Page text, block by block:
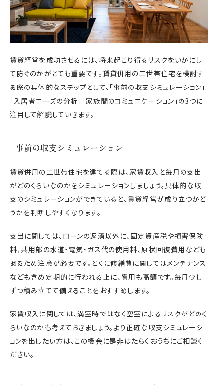
賃貸経営を成功させるには、将来起こり得るリスクをいかにし
て防ぐのかがとても重要です。賃貸併用の二世帯住宅を検討す
る際の具体的なステップとして、「事前の収支シミュレーション」
「入居者ニーズの分析」「家族間のコミュニケーション」の3つに
注目して解説していきます。
事前の収支シミュレーション
賃貸併用の二世帯住宅を建てる際は、家賃収入と毎月の支出
がどのくらいなのかをシミュレーションしましょう。具体的な収
支のシミュレーションができていると、賃貸経営が成り立つかど
うかを判断しやすくなります。
支出に関しては、ローンの返済以外に、固定資産税や損害保険
料、共用部の水道・電気・ガス代の使用料、原状回復費用なども
あるため注意が必要です。とくに修繕費に関してはメンテナンス
なども含め定期的に行われる上に、費用も高額です。毎月少し
ずつ積み立てて備えることをおすすめします。
家賃収入に関しては、満室時ではなく空室によるリスクがどのく
らいなのかも考えておきましょう。より正確な収支シミュレーシ
ョンを出したい方は、この機会に是非はたらくおうちにご相談く
ださい。